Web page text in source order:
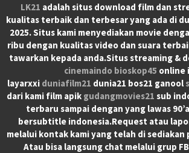
LK21 adalah situs download film dan
kualitas terbaik dan terbesar yang ada di
2025. Situs kami menyediakan movie
ribu dengan kualitas video dan suara
tawarkan kepada anda.Situs streaming &
cinemaindo bioskop45 online
layarxxi duniafilm21 dunia21 bos21 ganool
dari kami film apik gudangmovies21 sub
terbaru sampai dengan yang lawas
bersubtitle indonesia.Request atau
melalui kontak kami yang telah di sediakan
Atau bisa langsung chat melalui grup